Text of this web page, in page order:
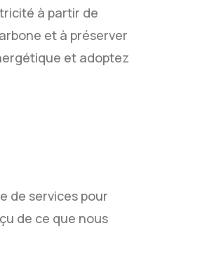
à partir de
et à préserver
et adoptez
de services pour
de ce que nous